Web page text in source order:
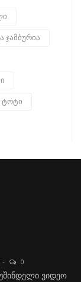
ჯამბურია
ტოტი
0
ვიდეო